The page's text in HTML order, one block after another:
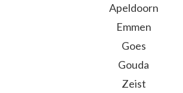
Apeldoorn
Emmen
Goes
Gouda
Zeist